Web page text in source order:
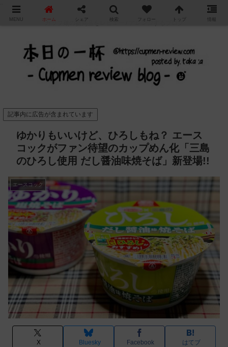
カップ麺の新商品をレビュー / アレンジするブログ
記事内に広告が含まれています
ゆかりもいいけど、ひろしもね？ エース
コックがファン待望のカップめん化「三島
のひろし使用 だし醤油味焼そば」新登場!!
エースコック
X Bluesky Facebook はてブ
MENU ホーム シェア 検索 フォロー トップ 情報